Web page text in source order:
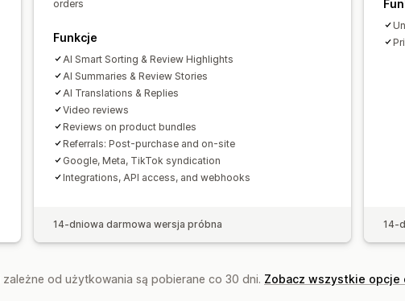
orders
Funkcje
AI Smart Sorting & Review Highlights
AI Summaries & Review Stories
AI Translations & Replies
Video reviews
Reviews on product bundles
Referrals: Post-purchase and on-site
Google, Meta, TikTok syndication
Integrations, API access, and webhooks
14-dniowa darmowa wersja próbna 14-
zależne od użytkowania są pobierane co 30 dni. Zobacz wszystkie opcje